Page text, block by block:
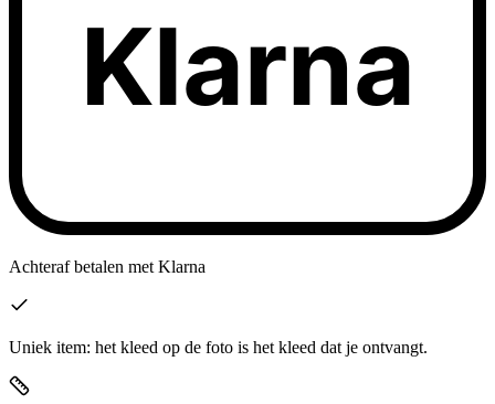
Klarna
Achteraf betalen met Klarna
Uniek item: het kleed op de foto is het kleed dat je ontvangt.